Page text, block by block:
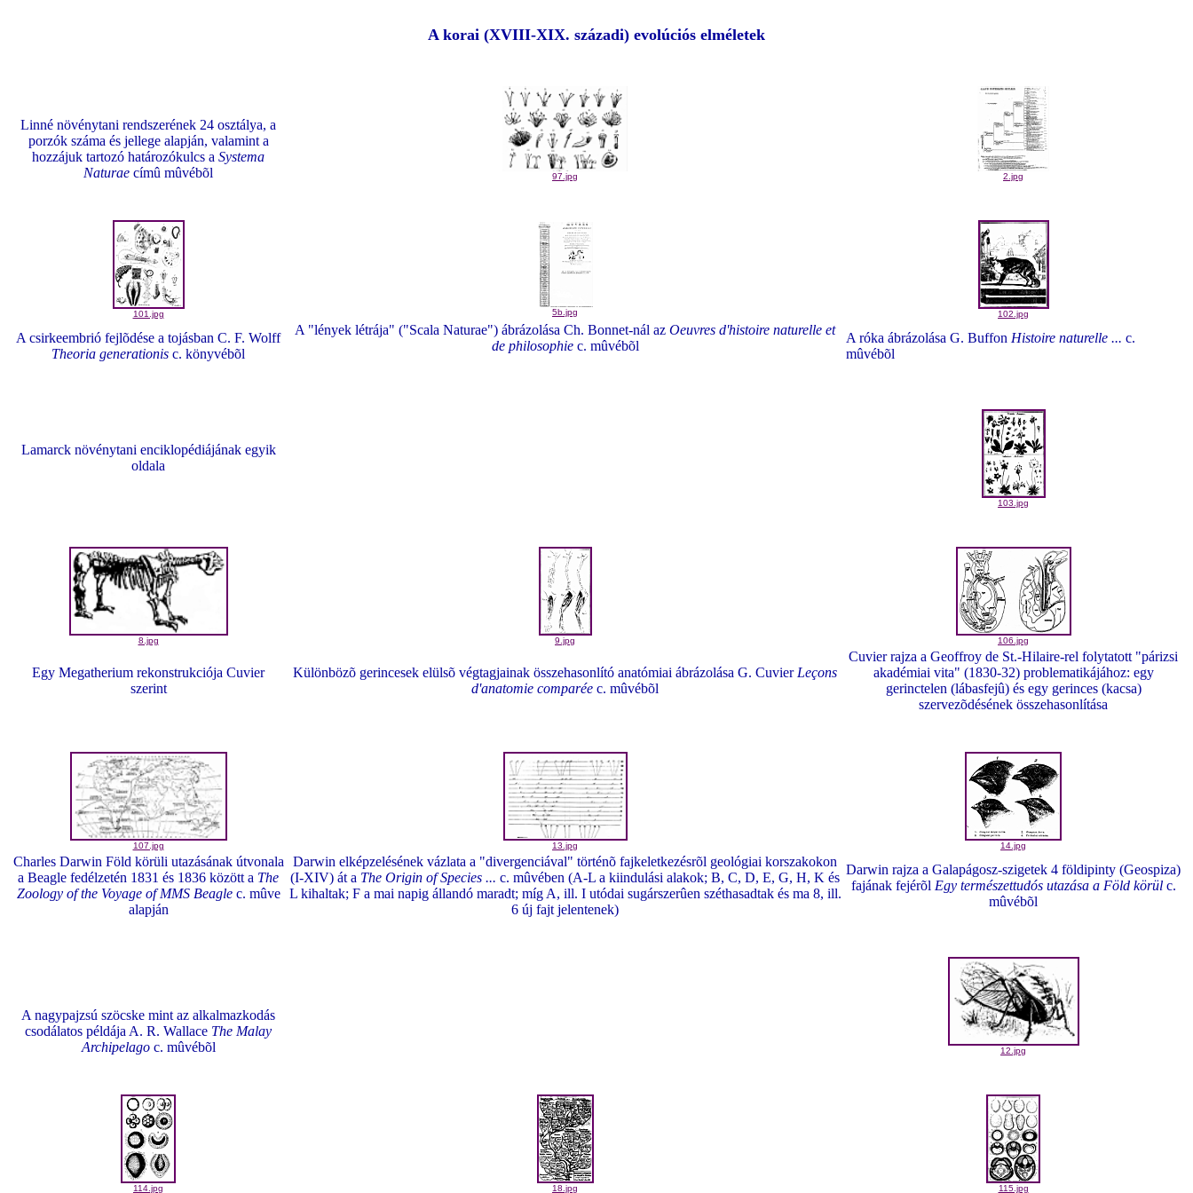
A korai (XVIII-XIX. századi) evolúciós elméletek
Linné növénytani rendszerének 24 osztálya, a
porzók száma és jellege alapján, valamint a
hozzájuk tartozó határozókulcs a Systema
Naturae címû mûvébõl 97.jpg 2.jpg
101.jpg 5b.jpg 102.jpg
A csirkeembrió fejlõdése a tojásban C. F. Wolff
Theoria generationis c. könyvébõl
A "lények létrája" ("Scala Naturae") ábrázolása Ch. Bonnet-nál az Oeuvres d'histoire naturelle et
de philosophiec. mûvébõl
A róka ábrázolása G. Buffon Histoire naturelle ... c.
mûvébõl
Lamarck növénytani enciklopédiájának egyik
oldala
103.jpg
8.jpg 9.jpg 106.jpg
Egy Megatherium rekonstrukciója Cuvier
szerint
Különbözõ gerincesek elülsõ végtagjainak összehasonlító anatómiai ábrázolása G. Cuvier Leçons
d'anatomie comparée c. mûvébõl
Cuvier rajza a Geoffroy de St.-Hilaire-rel folytatott "párizsi
akadémiai vita" (1830-32) problematikájához: egy
gerinctelen (lábasfejû) és egy gerinces (kacsa)
szervezõdésének összehasonlítása
107.jpg 13.jpg 14.jpg
Charles Darwin Föld körüli utazásának útvonala
a Beagle fedélzetén 1831 és 1836 között a The
Zoology of the Voyage of MMS Beaglec. mûve
alapján
Darwin elképzelésének vázlata a "divergenciával" történõ fajkeletkezésrõl geológiai korszakokon
(I-XIV) át a The Origin of Species ... c. mûvében (A-L a kiindulási alakok; B, C, D, E, G, H, K és
L kihaltak; F a mai napig állandó maradt; míg A, ill. I utódai sugárszerûen széthasadtak és ma 8, ill.
6 új fajt jelentenek)
Darwin rajza a Galapágosz-szigetek 4 földipinty (Geospiza)
fajának fejérõl Egy természettudós utazása a Föld körülc.
mûvébõl
A nagypajzsú szöcske mint az alkalmazkodás
csodálatos példája A. R. Wallace The Malay
Archipelagoc. mûvébõl 12.jpg
114.jpg 18.jpg 115.jpg